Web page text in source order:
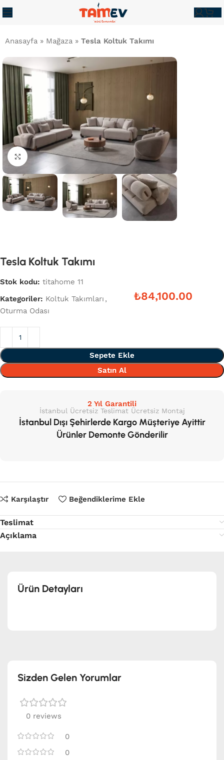
Anasayfa » Mağaza »Tesla Koltuk Takımı
Büyütmek İçin Tıklayın
Tesla Koltuk Takımı
Stok kodu:titahome 11
Kategoriler: Koltuk Takımları ,
Oturma Odası
₺
Sepete Ekle
Satın Al
2 Yıl Garantili
İstanbul Ücretsiz Teslimat Ücretsiz Montaj
İstanbul Dışı Şehirlerde Kargo Müşteriye Ayittir
Ürünler Demonte Gönderilir
Karşılaştır Beğendiklerime Ekle
Teslimat
Açıklama
Ürün Detayları
Sizden Gelen Yorumlar
0 reviews
0
0